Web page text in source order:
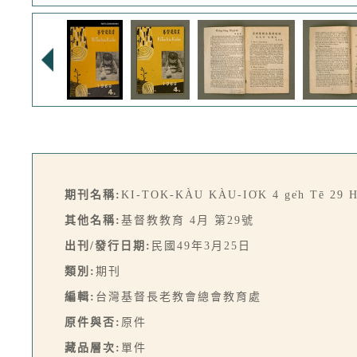
期刊名稱: KI-TOK-KÀU KÀU-IO̍K 4 ge̍h Tē 29
其他名稱: 基督教教育 4月 第29號
出刊/發行日期: 民國49年3月25日
類別: 期刊
編輯: 台灣基督長老教會總會教育處
原件與否: 原件
藏品層次: 單件